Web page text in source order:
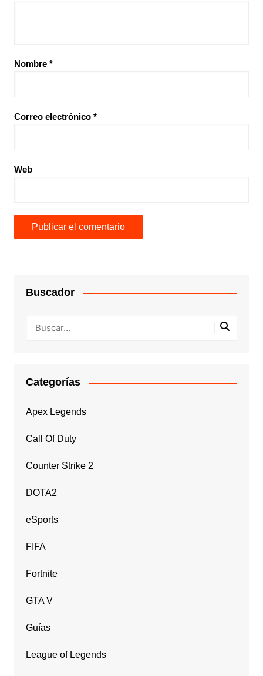
Nombre *
Correo electrónico *
Web
Buscador
Categorías
Apex Legends
Call Of Duty
Counter Strike 2
DOTA2
eSports
FIFA
Fortnite
GTA V
Guías
League of Legends